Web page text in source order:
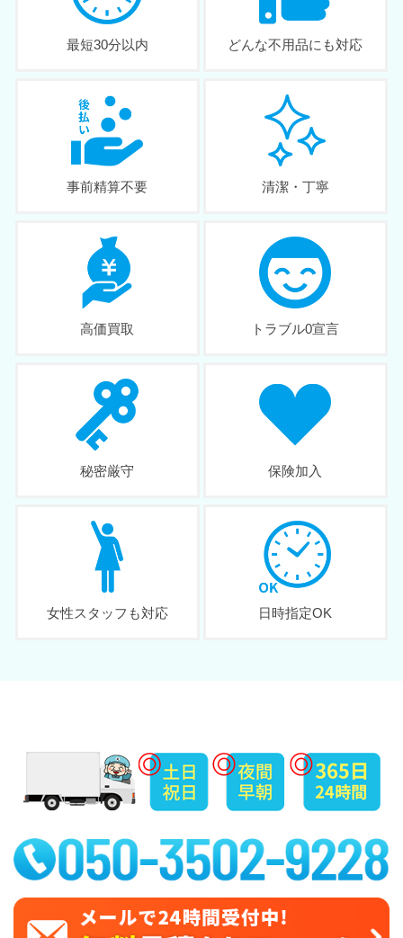
最短30分以内 どんな不用品にも対応
事前精算不要 清潔・丁寧
高価買取 トラブル0宣言
秘密厳守 保険加入
女性スタッフも対応 日時指定OK